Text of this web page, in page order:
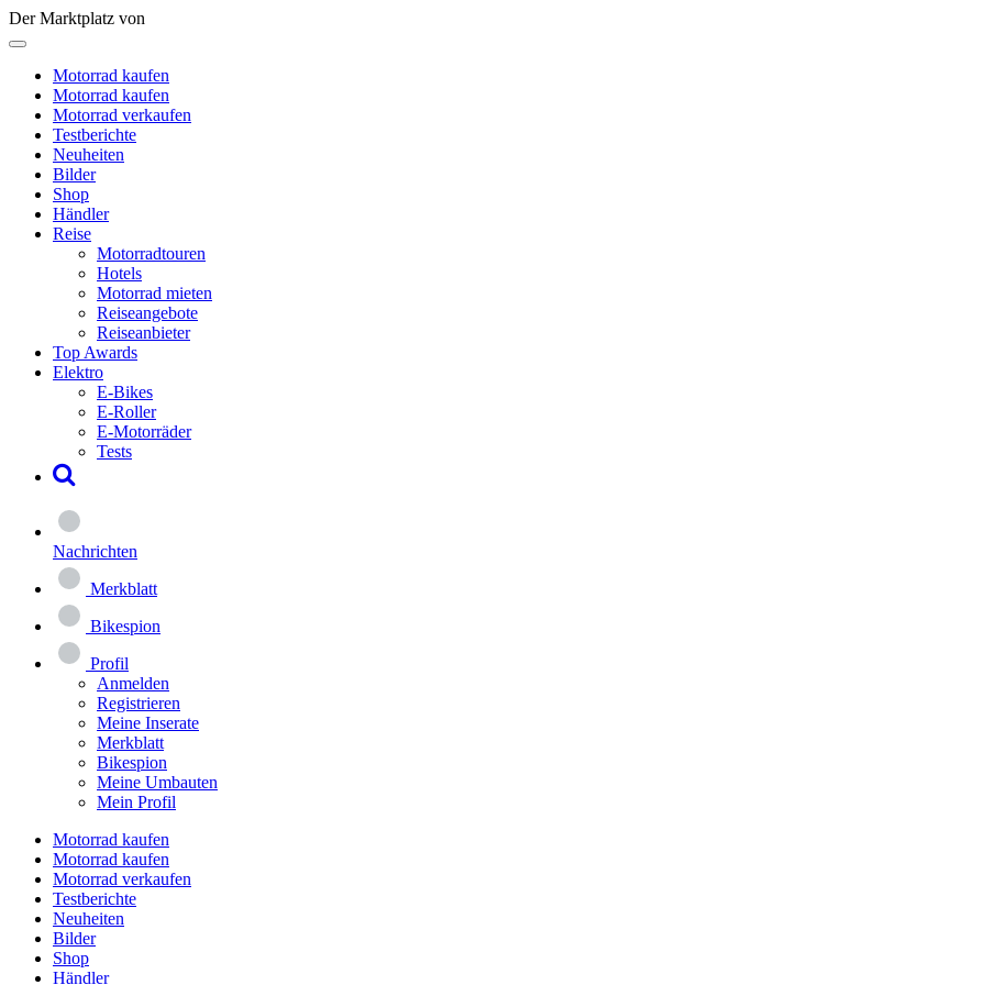
Der Marktplatz von
Motorrad kaufen
Motorrad kaufen
Motorrad verkaufen
Testberichte
Neuheiten
Bilder
Shop
Händler
Reise
Motorradtouren
Hotels
Motorrad mieten
Reiseangebote
Reiseanbieter
Top Awards
Elektro
E-Bikes
E-Roller
E-Motorräder
Tests
Nachrichten
Merkblatt
Bikespion
Profil
Anmelden
Registrieren
Meine Inserate
Merkblatt
Bikespion
Meine Umbauten
Mein Profil
Motorrad kaufen
Motorrad kaufen
Motorrad verkaufen
Testberichte
Neuheiten
Bilder
Shop
Händler